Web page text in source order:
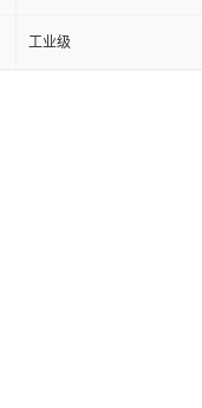
工业级